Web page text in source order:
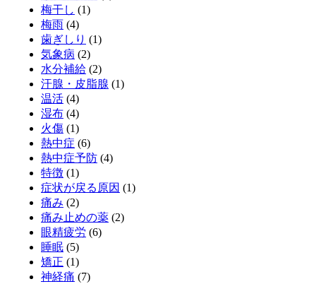
梅干し (1)
梅雨 (4)
歯ぎしり (1)
気象病 (2)
水分補給 (2)
汗腺・皮脂腺 (1)
温活 (4)
湿布 (4)
火傷 (1)
熱中症 (6)
熱中症予防 (4)
特徴 (1)
症状が戻る原因 (1)
痛み (2)
痛み止めの薬 (2)
眼精疲労 (6)
睡眠 (5)
矯正 (1)
神経痛 (7)